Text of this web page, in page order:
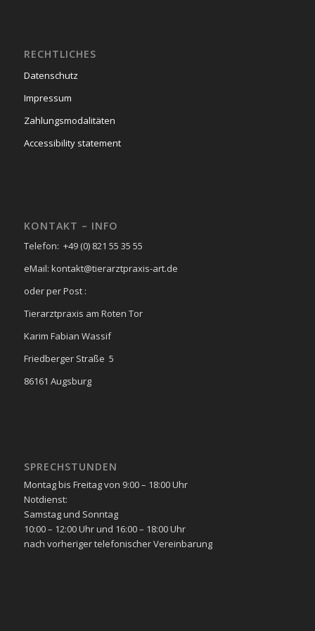
RECHTLICHES
Datenschutz
Impressum
Zahlungsmodalitäten
Accessibility statement
KONTAKT – INFO
Telefon: +49 (0) 821 55 35 55
eMail: kontakt@tierarztpraxis-art.de
oder per Post :
Tierarztpraxis am Roten Tor
Karim Fabian Wassif
Friedberger Straße 5
86161 Augsburg
SPRECHSTUNDEN
Montag bis Freitag von 9:00 – 18:00 Uhr
Notdienst:
Samstag und Sonntag
10:00 – 12:00 Uhr und 16:00 – 18:00 Uhr
nach vorheriger telefonischer Vereinbarung